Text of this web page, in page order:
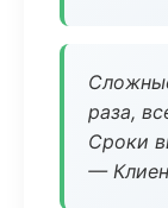
раза,
Сроки
—